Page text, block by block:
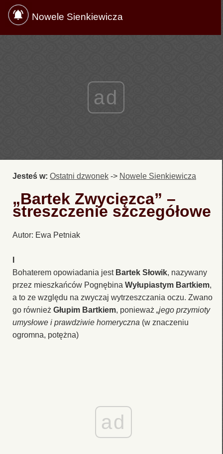
Nowele Sienkiewicza
ad
Jesteś w: Ostatni dzwonek -> Nowele Sienkiewicza
„Bartek Zwycięzca” –
streszczenie szczegółowe
Autor: Ewa Petniak
Bohaterem opowiadania jest Bartek Słowik, nazywany
przez mieszkańców Pognębina Wyłupiastym Bartkiem,
a to ze względu na zwyczaj wytrzeszczania oczu. Zwano
go również Głupim Bartkiem, ponieważ „jego przymioty
umysłowe i prawdziwie homeryczna (w znaczeniu
ogromna, potężna)
ad